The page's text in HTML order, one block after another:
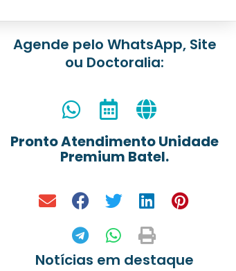
Agende pelo WhatsApp, Site
ou Doctoralia:
Pronto Atendimento Unidade
Premium Batel.
Notícias em destaque